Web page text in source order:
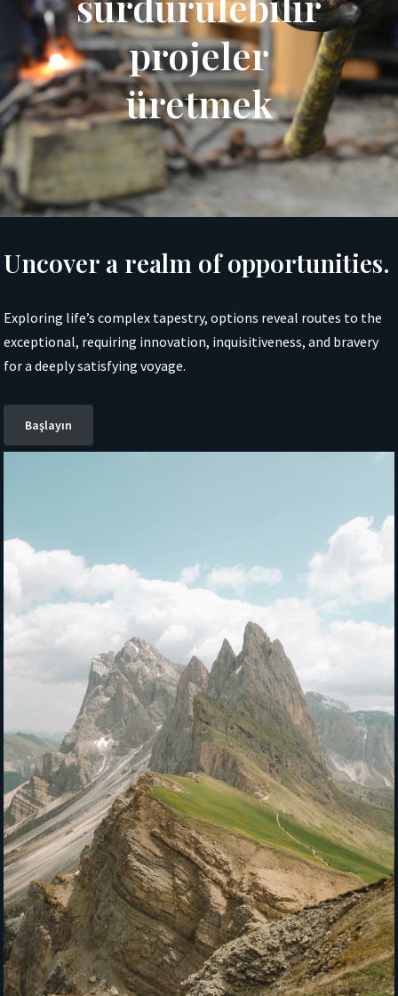
projeler
üretmek
Uncover a realm of opportunities.
Exploring life’s complex tapestry, options reveal routes to the
exceptional, requiring innovation, inquisitiveness, and bravery
for a deeply satisfying voyage.
Başlayın